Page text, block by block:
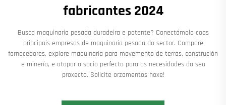
fabricantes 2024
Busca maquinaria pesada duradeira e potente? Conectámolo coas
principais empresas de maquinaria pesada do sector. Compare
fornecedores, explore maquinaria para movemento de terras, construción
e minería, e atopar o socio perfecto para as necesidades do seu
proxecto. Solicite orzamentos hoxe!